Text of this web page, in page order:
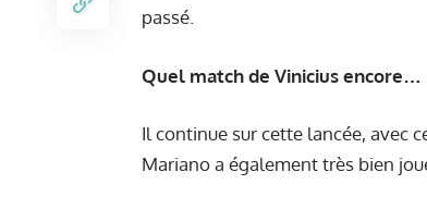
passé.
Quel match de Vinicius encore…
Il continue sur cette lancée, avec
Mariano a également très bien